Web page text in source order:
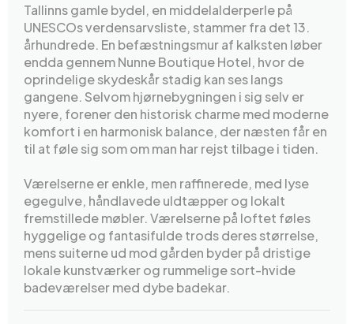
Tallinns gamle bydel, en middelalderperle på
UNESCOs verdensarvsliste, stammer fra det 13.
århundrede. En befæstningsmur af kalksten løber
endda gennem Nunne Boutique Hotel, hvor de
oprindelige skydeskår stadig kan ses langs
gangene. Selvom hjørnebygningen i sig selv er
nyere, forener den historisk charme med moderne
komfort i en harmonisk balance, der næsten får en
til at føle sig som om man har rejst tilbage i tiden.
Værelserne er enkle, men raffinerede, med lyse
egegulve, håndlavede uldtæpper og lokalt
fremstillede møbler. Værelserne på loftet føles
hyggelige og fantasifulde trods deres størrelse,
mens suiterne ud mod gården byder på dristige
lokale kunstværker og rummelige sort-hvide
badeværelser med dybe badekar.